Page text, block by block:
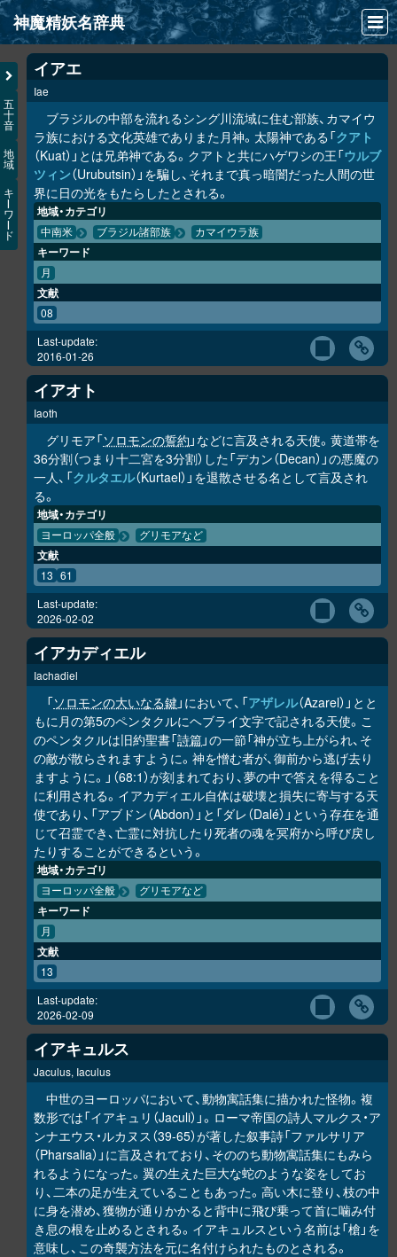
神魔精妖名辞典
NEWS
INFO
文献
検索
凖項目
画像資料便覧
LINK
五
十
音
地
域
キ
ワ
ド
イアエ
Iae
ブラジルの中部を流れるシング川流域に住む部族、カマイウ
ラ族における文化英雄でありまた月神。太陽神である「クアト
（Kuat）」とは兄弟神である。クアトと共にハゲワシの王「ウルブ
ツィン（Urubutsin）」を騙し、それまで真っ暗闇だった人間の世
界に日の光をもたらしたとされる。
地域・カテゴリ
中南米 ブラジル諸部族 カマイウラ族
キーワード
月
文献
08
Last-update:
2016-01-26
イアオト
Iaoth
グリモア「ソロモンの誓約 」などに言及される天使。黄道帯を
36分割（つまり十二宮を3分割）した「デカン（Decan）」の悪魔の
一人、「クルタエル（Kurtael）」を退散させる名として言及され
る。
地域・カテゴリ
ヨーロッパ全般 グリモアなど
文献
13 61
Last-update:
2026-02-02
イアカディエル
Iachadiel
「ソロモンの大いなる鍵 」において、「アザレル（Azarel）」とと
もに月の第5のペンタクルにヘブライ文字で記される天使。こ
のペンタクルは旧約聖書「詩篇」の一節「神が立ち上がられ、そ
の敵が散らされますように。神を憎む者が、御前から逃げ去り
ますように。」（68:1）が刻まれており、夢の中で答えを得ること
に利用される。イアカディエル自体は破壊と損失に寄与する天
使であり、「アブドン（Abdon）」と「ダレ（Dalé）」という存在を通
じて召霊でき、亡霊に対抗したり死者の魂を冥府から呼び戻し
たりすることができるという。
地域・カテゴリ
ヨーロッパ全般 グリモアなど
キーワード
月
文献
13
Last-update:
2026-02-09
イアキュルス
Jaculus, Iaculus
中世のヨーロッパにおいて、動物寓話集に描かれた怪物。複
数形では「イアキュリ（Jaculi）」。ローマ帝国の詩人マルクス・ア
ンナエウス・ルカヌス（39-65）が著した叙事詩「ファルサリア
（Pharsalia）」に言及されており、そののち動物寓話集にもみら
れるようになった。翼の生えた巨大な蛇のような姿をしてお
り、二本の足が生えていることもあった。高い木に登り、枝の中
に身を潜め、獲物が通りかかると背中に飛び乗って首に噛み付
き息の根を止めるとされる。イアキュルスという名前は「槍」を
意味し、この奇襲方法を元に名付けられたものとされる。